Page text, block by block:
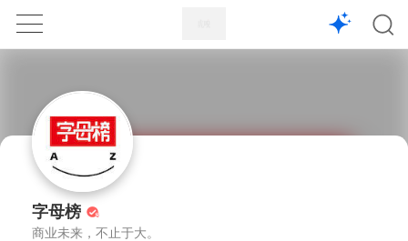
1X
字母榜
商业未来，不止于大。